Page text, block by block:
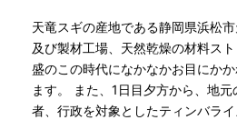
天竜スギの産地である静岡県浜松
及び製材工場、天然乾燥の材料ス
盛のこの時代になかなかお目にか
ます。 また、1日目夕方から、地
者、行政を対象としたティンバラ